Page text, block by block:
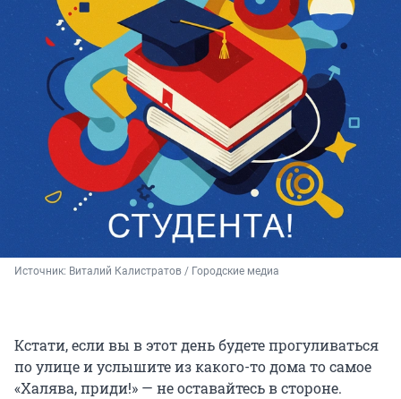
Источник: Виталий Калистратов / Городские медиа
Кстати, если вы в этот день будете прогуливаться
по улице и услышите из какого-то дома то самое
«Халява, приди!» — не оставайтесь в стороне.